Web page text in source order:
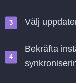
Välj
Bekräfta